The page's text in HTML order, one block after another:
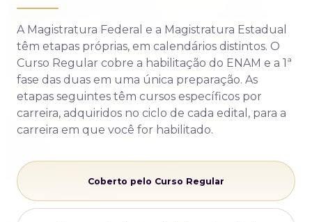
A Magistratura Federal e a Magistratura Estadual
têm etapas próprias, em calendários distintos. O
Curso Regular cobre a habilitação do ENAM e a 1ª
fase das duas em uma única preparação. As
etapas seguintes têm cursos específicos por
carreira, adquiridos no ciclo de cada edital, para a
carreira em que você for habilitado.
Coberto pelo Curso Regular